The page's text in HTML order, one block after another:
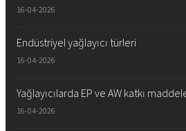
16-04-2026
Endüstriyel yağlayıcı türleri
16-04-2026
Yağlayıcılarda EP ve AW katkı
16-04-2026